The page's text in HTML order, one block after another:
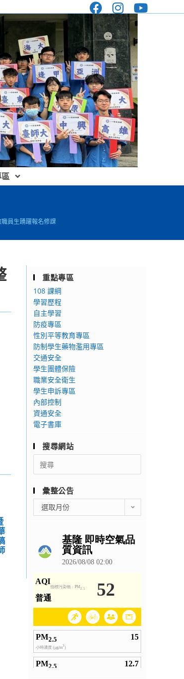
員生踴躍報名修課
重點專區
108 課綱
學習歷程
自主學習
防疫專區
性別平等教育專區
防制學生藥物濫用專區
交通安全
學生團體保險
職業安全衛生
學生申訴專區
內部控制
資通安全
電子書庫
搜尋網站
Search
for:
彙整公告
整
選取月份